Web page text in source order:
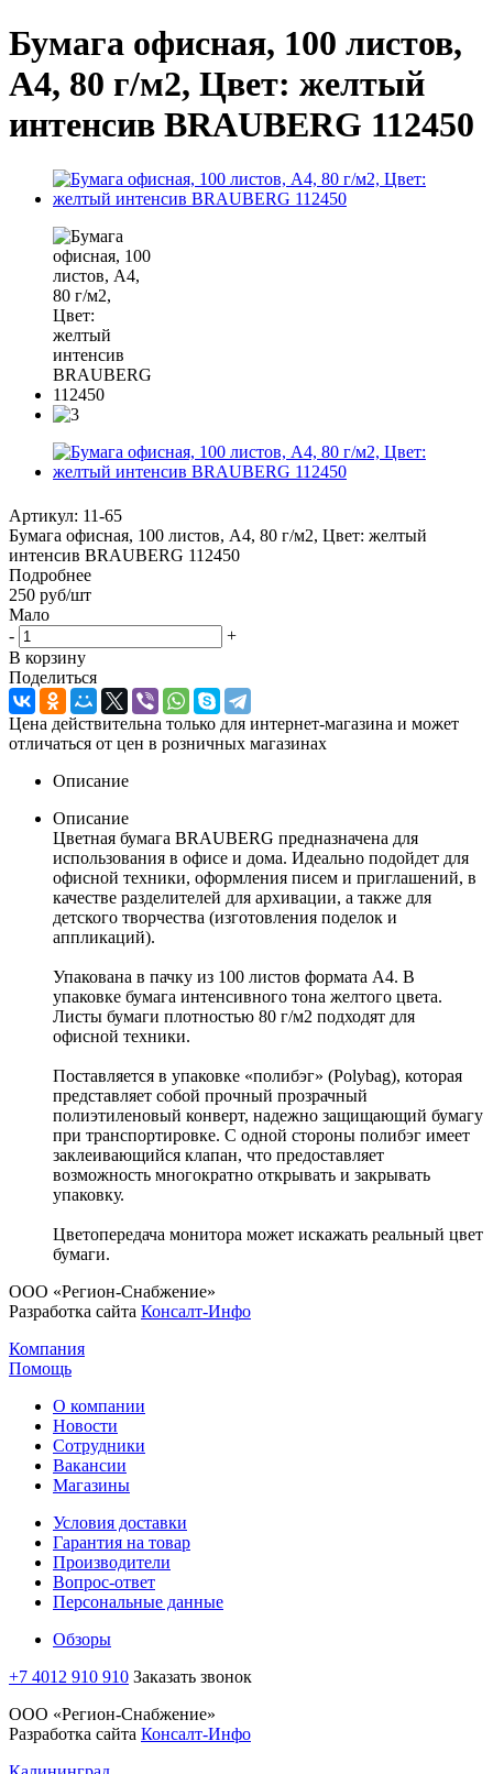
Бумага офисная, 100 листов,
А4, 80 г/м2, Цвет: желтый
интенсив BRAUBERG 112450
Артикул: 11-65
Бумага офисная, 100 листов, А4, 80 г/м2, Цвет: желтый
интенсив BRAUBERG 112450
Подробнее
250 руб/шт
Мало
-
+
В корзину
Поделиться
Цена действительна только для интернет-магазина и может
отличаться от цен в розничных магазинах
Описание
Описание
Цветная бумага BRAUBERG предназначена для
использования в офисе и дома. Идеально подойдет для
офисной техники, оформления писем и приглашений, в
качестве разделителей для архивации, а также для
детского творчества (изготовления поделок и
аппликаций).
Упакована в пачку из 100 листов формата А4. В
упаковке бумага интенсивного тона желтого цвета.
Листы бумаги плотностью 80 г/м2 подходят для
офисной техники.
Поставляется в упаковке «полибэг» (Polybag), которая
представляет собой прочный прозрачный
полиэтиленовый конверт, надежно защищающий бумагу
при транспортировке. С одной стороны полибэг имеет
заклеивающийся клапан, что предоставляет
возможность многократно открывать и закрывать
упаковку.
Цветопередача монитора может искажать реальный цвет
бумаги.
ООО «Регион-Снабжение»
Разработка сайта Консалт-Инфо
Компания
Помощь
О компании
Новости
Сотрудники
Вакансии
Магазины
Условия доставки
Гарантия на товар
Производители
Вопрос-ответ
Персональные данные
Обзоры
+7 4012 910 910 Заказать звонок
ООО «Регион-Снабжение»
Разработка сайта Консалт-Инфо